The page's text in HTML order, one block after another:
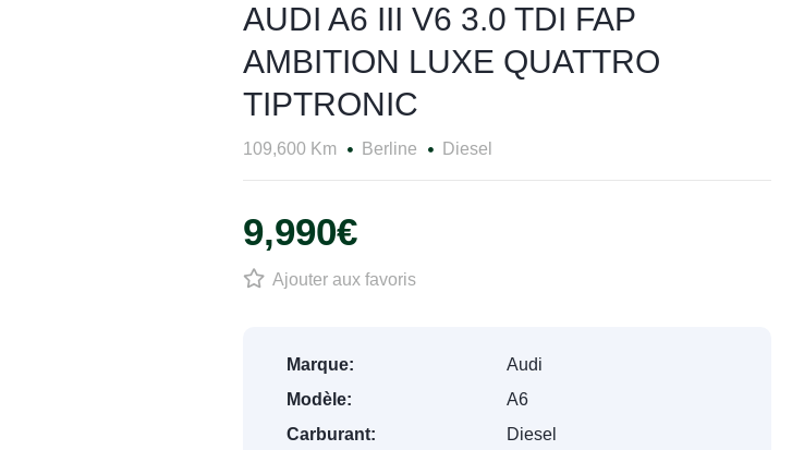
AUDI A6 III V6 3.0 TDI FAP
AMBITION LUXE QUATTRO
TIPTRONIC
109,600 Km Berline Diesel
9,990€
Ajouter aux favoris
Marque:
Audi
Modèle:
A6
Carburant:
Diesel